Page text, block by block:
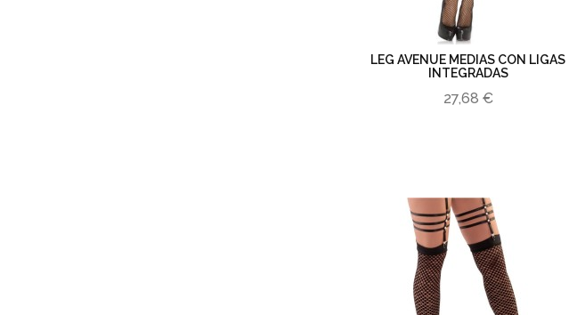
LEG AVENUE MEDIAS CON LIGAS
INTEGRADAS
27,68 €